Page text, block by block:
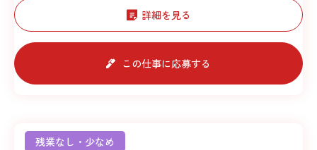
詳細を見る
この仕事に応募する
残業なし・少なめ